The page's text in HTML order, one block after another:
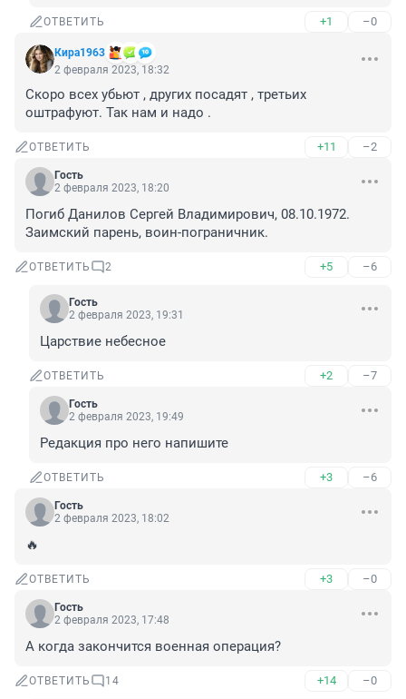
ОТВЕТИТЬ +1 –0
Кира1963
2 февраля 2023, 18:32
Скоро всех убьют , других посадят , третьих
оштрафуют. Так нам и надо .
ОТВЕТИТЬ +11 –2
Гость
2 февраля 2023, 18:20
Погиб Данилов Сергей Владимирович, 08.10.1972.
Заимский парень, воин-пограничник.
ОТВЕТИТЬ 2 +5 –6
Гость
2 февраля 2023, 19:31
Царствие небесное
ОТВЕТИТЬ +2 –7
Гость
2 февраля 2023, 19:49
Редакция про него напишите
ОТВЕТИТЬ +3 –6
Гость
2 февраля 2023, 18:02
🔥
ОТВЕТИТЬ +3 –0
Гость
2 февраля 2023, 17:48
А когда закончится военная операция?
ОТВЕТИТЬ 14 +14 –0